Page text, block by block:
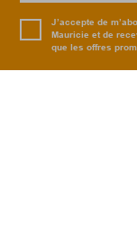
J’accepte de
Mauricie et de
que les offres